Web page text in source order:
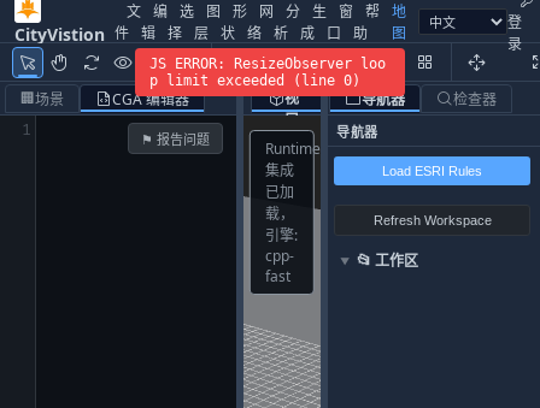
CityVistion
文
件
编
辑
选
择
图
层
形
状
网
络
分
析
生
成
窗
口
帮
助
地
图
数
据
登
录
🏢场景 CGA 编辑器
1 ⚑ 报告问题
3D
视
口
2D
视
图
正
视
侧
视
Runtime
集成
已加
载，
引擎:
cpp-
fast
导航器 检查器
导航器
Load ESRI Rules
Refresh Workspace
▼ 📂 工作区
JS ERROR: ResizeObserver loo
p limit exceeded (line 0)